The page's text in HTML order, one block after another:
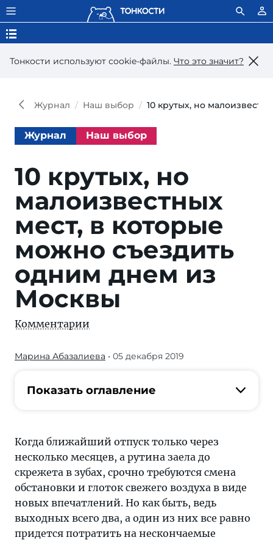
Тонкости используют сookie-файлы. Что это значит?
Журнал Наш выбор 10 крутых, но
Журнал Наш выбор
10 крутых, но
малоизвестных
мест, в которые
можно съездить
одним днем из
Москвы
Комментарии
Остается
много,
подходить
Марина Абазалиева • 05 декабря 2019
Показать оглавление
Когда ближайший отпуск только через
несколько месяцев, а рутина заела до
скрежета в зубах, срочно требуются смена
обстановки и глоток свежего воздуха в виде
новых впечатлений. Но как быть, ведь
выходных всего два, а один из них все равно
придется потратить на нескончаемые